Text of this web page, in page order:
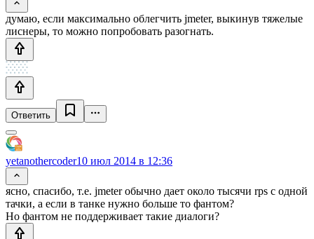
думаю, если максимально облегчить jmeter, выкинув тяжелые
лиснеры, то можно попробовать разогнать.
Ответить
yetanothercoder10 июл 2014 в 12:36
ясно, спасибо, т.е. jmeter обычно дает около тысячи rps с одной
тачки, а если в танке нужно больше то фантом?
Но фантом не поддерживает такие диалоги?